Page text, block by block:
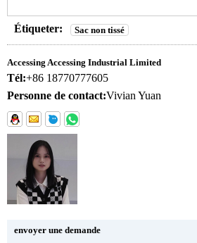
Étiqueter: Sac non tissé
Accessing Accessing Industrial Limited
Tél:+86 18770777605
Personne de contact:Vivian Yuan
envoyer une demande